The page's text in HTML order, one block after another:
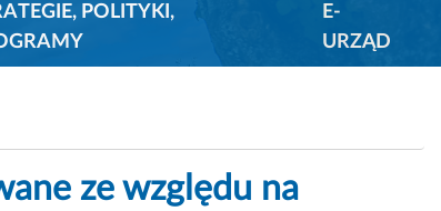
POLITYKI,
E-
URZĄD
ze względu na